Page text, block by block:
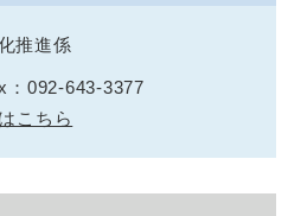
推進係
：092-643-3377
こちら